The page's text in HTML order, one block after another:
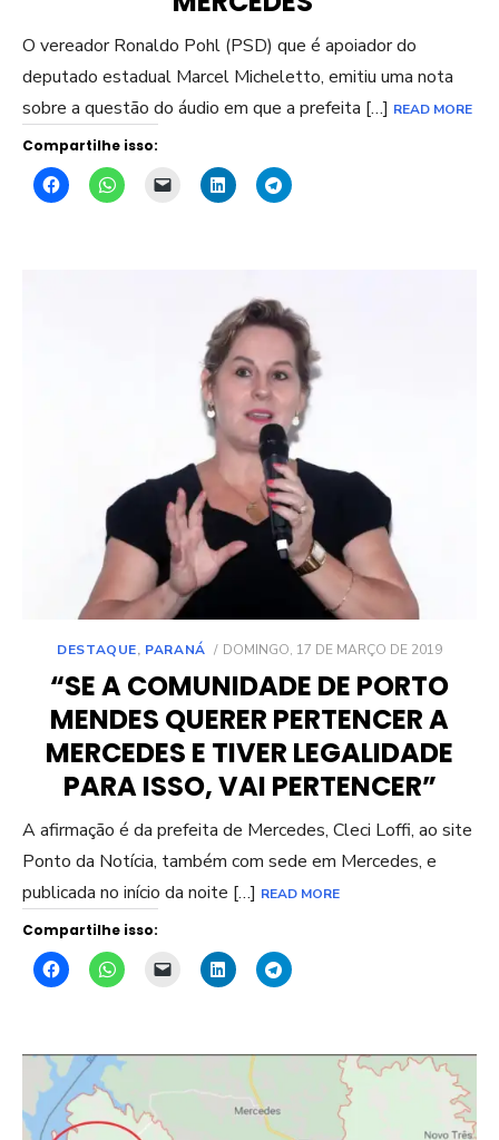
O vereador Ronaldo Pohl (PSD) que é apoiador do
deputado estadual Marcel Micheletto, emitiu uma nota
sobre a questão do áudio em que a prefeita […] READ MORE
Compartilhe isso:
DESTAQUE, PARANÁ
POSTED
DOMINGO, 17 DE MARÇO DE 2019
“SE A COMUNIDADE DE PORTO
MENDES QUERER PERTENCER A
MERCEDES E TIVER LEGALIDADE
PARA ISSO, VAI PERTENCER”
A afirmação é da prefeita de Mercedes, Cleci Loffi, ao site
Ponto da Notícia, também com sede em Mercedes, e
publicada no início da noite […] READ MORE
Compartilhe isso: